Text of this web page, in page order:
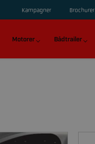
Kampagner Brochurer
Motorer Bådtrailer